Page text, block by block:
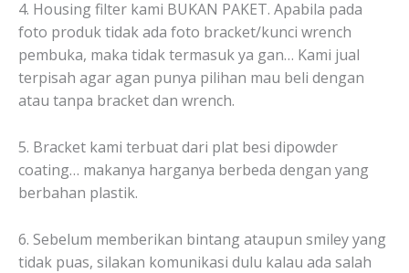
4. Housing filter kami BUKAN PAKET. Apabila pada
foto produk tidak ada foto bracket/kunci wrench
pembuka, maka tidak termasuk ya gan… Kami jual
terpisah agar agan punya pilihan mau beli dengan
atau tanpa bracket dan wrench.
5. Bracket kami terbuat dari plat besi dipowder
coating… makanya harganya berbeda dengan yang
berbahan plastik.
6. Sebelum memberikan bintang ataupun smiley yang
tidak puas, silakan komunikasi dulu kalau ada salah